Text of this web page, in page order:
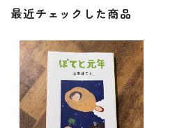
最近チェックした商品